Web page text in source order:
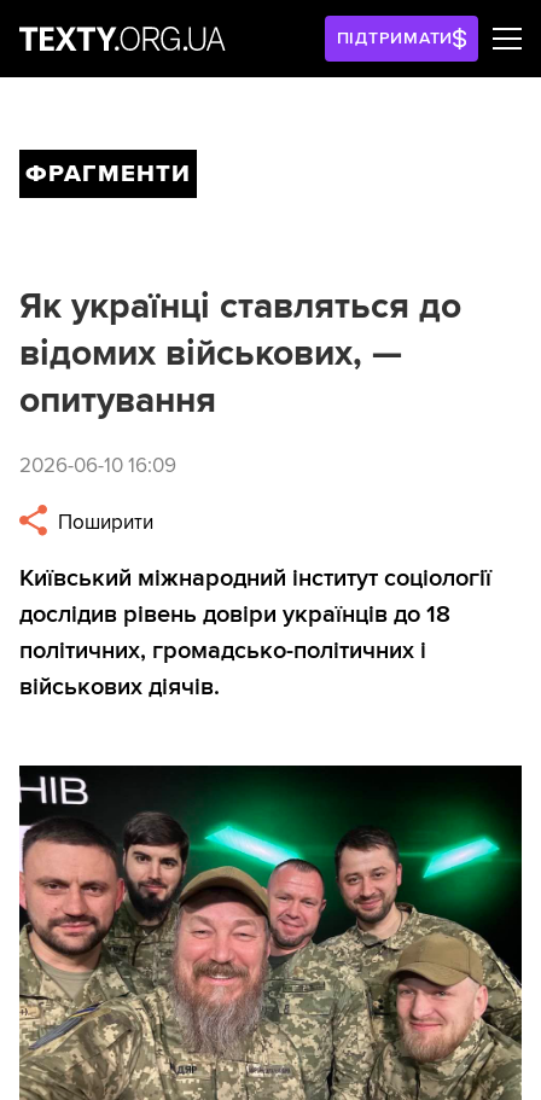
ПІДТРИМАТИ
ФРАГМЕНТИ
Як українці ставляться до
відомих військових, —
опитування
2026-06-10 16:09
Поширити
Київський міжнародний інститут соціології
дослідив рівень довіри українців до 18
політичних, громадсько-політичних і
військових діячів.